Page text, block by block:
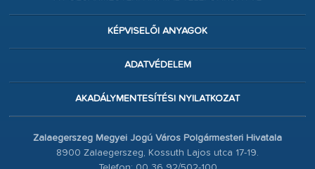
KÉPVISELŐI ANYAGOK
ADATVÉDELEM
AKADÁLYMENTESÍTÉSI NYILATKOZAT
Zalaegerszeg Megyei Jogú Város Polgármesteri Hivatala
8900 Zalaegerszeg, Kossuth Lajos utca 17-19.